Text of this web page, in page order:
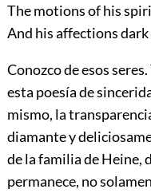
The motions of his
And his affections dark
Conozco de esos
esta poesía de
mismo, la
diamante y
de la familia de Heine,
permanece, no